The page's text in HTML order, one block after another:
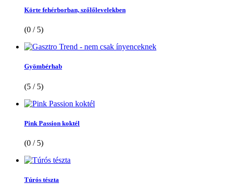
Körte fehérborban, szőlőlevelekben
(0 / 5)
Gyömbérhab
(5 / 5)
Pink Passion koktél
(0 / 5)
Túrós tészta